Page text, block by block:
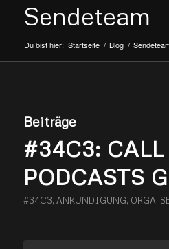
Sendeteam
Du bist hier: Startseite / Blog /
Beiträge
#34C3: CALL
PODCASTS
#34C3, ANKÜNDIGUNG, ORGA,